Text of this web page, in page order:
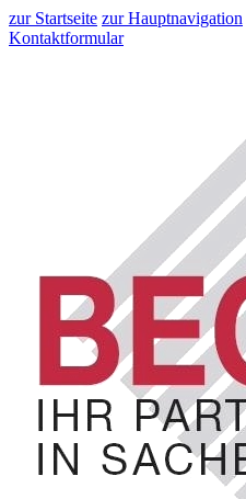
zur Startseite zur Hauptnavigation
Kontaktformular